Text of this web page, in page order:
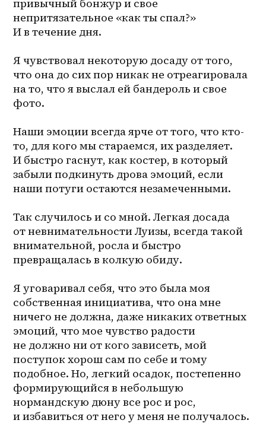
привычный бонжур и свое
непритязательное «как ты спал?»
И в течение дня.
Я чувствовал некоторую досаду от того,
что она до сих пор никак не отреагировала
на то, что я выслал ей бандероль и свое
фото.
Наши эмоции всегда ярче от того, что кто-
то, для кого мы стараемся, их разделяет.
И быстро гаснут, как костер, в который
забыли подкинуть дрова эмоций, если
наши потуги остаются незамеченными.
Так случилось и со мной. Легкая досада
от невнимательности Луизы, всегда такой
внимательной, росла и быстро
превращалась в колкую обиду.
Я уговаривал себя, что это была моя
собственная инициатива, что она мне
ничего не должна, даже никаких ответных
эмоций, что мое чувство радости
не должно ни от кого зависеть, мой
поступок хорош сам по себе и тому
подобное. Но, легкий осадок, постепенно
формирующийся в небольшую
нормандскую дюну все рос и рос,
и избавиться от него у меня не получалось.